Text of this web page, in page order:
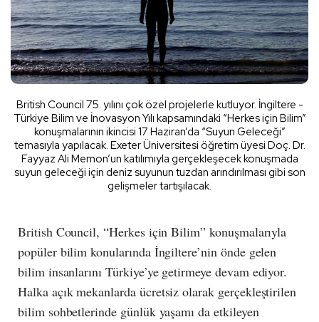
British Council 75. yılını çok özel projelerle kutluyor. İngiltere -
Türkiye Bilim ve İnovasyon Yılı kapsamındaki “Herkes için Bilim”
konuşmalarının ikincisi 17 Haziran’da “Suyun Geleceği”
temasıyla yapılacak. Exeter Üniversitesi öğretim üyesi Doç. Dr.
Fayyaz Ali Memon’un katılımıyla gerçekleşecek konuşmada
suyun geleceği için deniz suyunun tuzdan arındırılması gibi son
gelişmeler tartışılacak.
British Council, “Herkes için Bilim” konuşmalarıyla
popüler bilim konularında İngiltere’nin önde gelen
bilim insanlarını Türkiye’ye getirmeye devam ediyor.
Halka açık mekanlarda ücretsiz olarak gerçekleştirilen
bilim sohbetlerinde günlük yaşamı da etkileyen